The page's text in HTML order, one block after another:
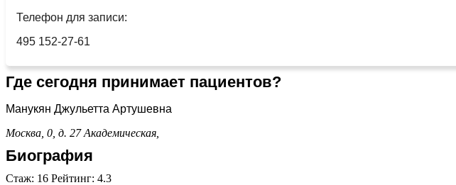
Телефон для записи:
495 152-27-61
Где сегодня принимает пациентов?
Манукян Джульетта Артушевна
Москва, 0, д. 27 Академическая,
Биография
Стаж: 16 Рейтинг: 4.3